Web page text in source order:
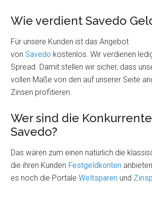
Wie verdient Savedo
Für unsere Kunden ist das Angebot
vonSavedo kostenlos. Wir verdienen
Spread. Damit stellen wir sicher, dass
vollen Maße von den auf unserer Seite
Zinsen profitieren.
Wer sind die
Savedo?
Das wären zum einen natürlich die
die ihren Kunden Festgeldkonten
es noch die PortaleWeltsparen und